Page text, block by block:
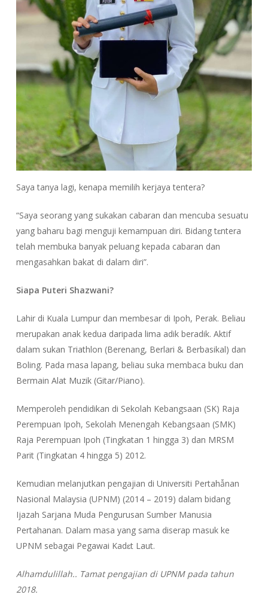
Saya tanya lagi, kenapa memilih kerjaya tentera?
“Saya seorang yang sukakan cabaran dan mencuba sesuatu
yang baharu bagi menguji kemampuan diri. Bidang tɛntera
telah membuka banyak peluang kepada cabaran dan
mengasahkan bakat di dalam diri”.
Siapa Puteri Shazwani?
Lahir di Kuala Lumpur dan membesar di Ipoh, Perak. Beliau
merupakan anak kedua daripada lima adik beradik. Aktif
dalam sukan Triathlon (Berenang, Berlari & Berbasikal) dan
Boling. Pada masa lapang, beliau suka membaca buku dan
Bermain Alat Muzik (Gitar/Piano).
Memperoleh pendidikan di Sekolah Kebangsaan (SK) Raja
Perempuan Ipoh, Sekolah Menengah Kebangsaan (SMK)
Raja Perempuan Ipoh (Tingkatan 1 hingga 3) dan MRSM
Parit (Tingkatan 4 hingga 5) 2012.
Kemudian melanjutkan pengajian di Universiti Pertahẫnan
Nasional Malaysia (UPNM) (2014 – 2019) dalam bidang
Ijazah Sarjana Muda Pengurusan Sumber Manusia
Pertahanan. Dalam masa yang sama diserap masuk ke
UPNM sebagai Pegawai Kadɛt Laut.
Alhamdulillah.. Tamat pengajian di UPNM pada tahun
2018.